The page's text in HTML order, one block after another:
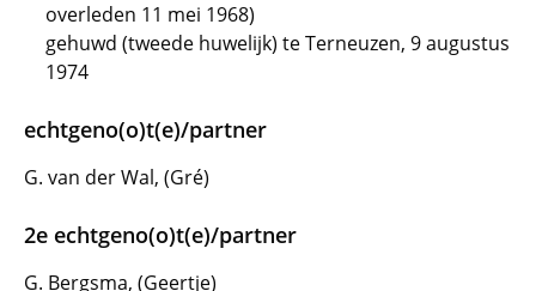
overleden 11 mei 1968)
gehuwd (tweede huwelijk) te Terneuzen, 9 augustus
1974
echtgeno(o)t(e)/partner
G. van der Wal, (Gré)
2e echtgeno(o)t(e)/partner
G. Bergsma, (Geertje)